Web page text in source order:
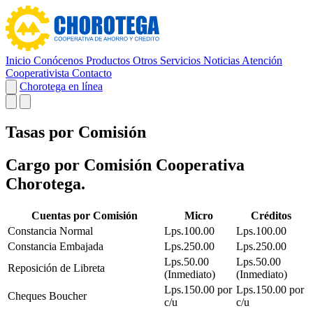
Inicio Conócenos Productos Otros Servicios Noticias Atención
Cooperativista Contacto
Chorotega en línea
Tasas por Comisión
Cargo por Comisión Cooperativa
Chorotega.
Cuentas por Comisión Micro
Créditos
Constancia Normal
Lps.100.00
Lps.100.00
Constancia Embajada
Lps.250.00
Lps.250.00
Reposición de Libreta
Lps.50.00
(Inmediato)
Lps.50.00
(Inmediato)
Cheques Boucher
Lps.150.00 por
c/u
Lps.150.00 por
c/u